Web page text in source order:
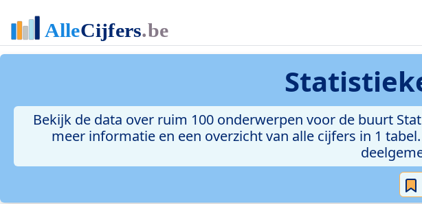
Bekijk de data over ruim 100 onderwerpen voor de buurt
meer informatie en een overzicht van alle cijfers in 1